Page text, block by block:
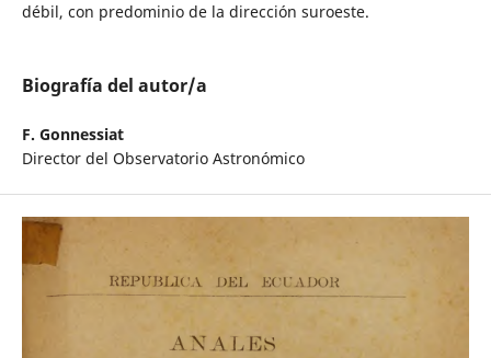
débil, con predominio de la dirección suroeste.
Biografía del autor/a
F. Gonnessiat
Director del Observatorio Astronómico